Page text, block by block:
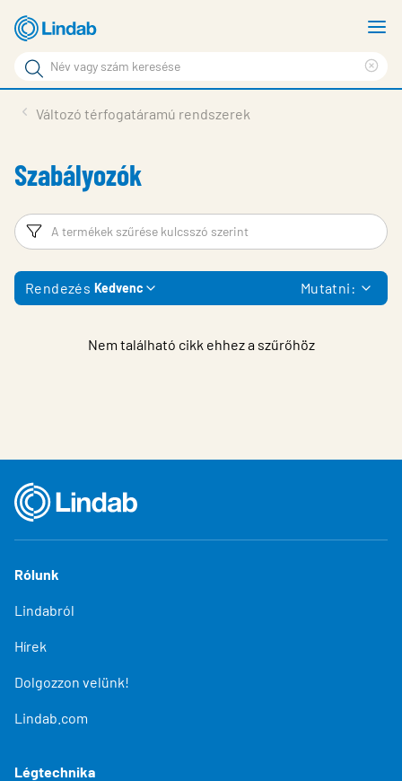
tartalomhoz
Keresési
kifejezés
Oldalak
keresése
Támogatás
Lindabról
Fenntarthatóság
Kapcsolat
Változó térfogatáramú rendszerek
Szabályozók
Szűrő
Rendezés Kedvenc Mutatni:
Nem található cikk ehhez a szűrőhöz
Rólunk
Lindabról
Hírek
Dolgozzon velünk!
Lindab.com
Légtechnika